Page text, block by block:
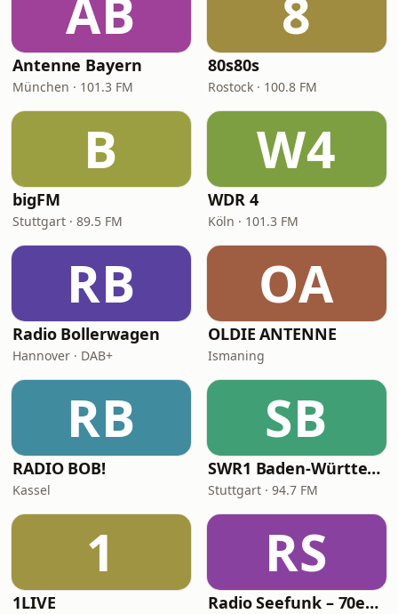
AB
Antenne Bayern
München · 101.3 FM
8
80s80s
Rostock · 100.8 FM
B
bigFM
Stuttgart · 89.5 FM
W4
WDR 4
Köln · 101.3 FM
RB
Radio Bollerwagen
Hannover · DAB+
OA
OLDIE ANTENNE
Ismaning
RB
RADIO BOB!
Kassel
SB
SWR1 Baden-Württemberg
Stuttgart · 94.7 FM
1
1LIVE
RS
Radio Seefunk – 70er pur